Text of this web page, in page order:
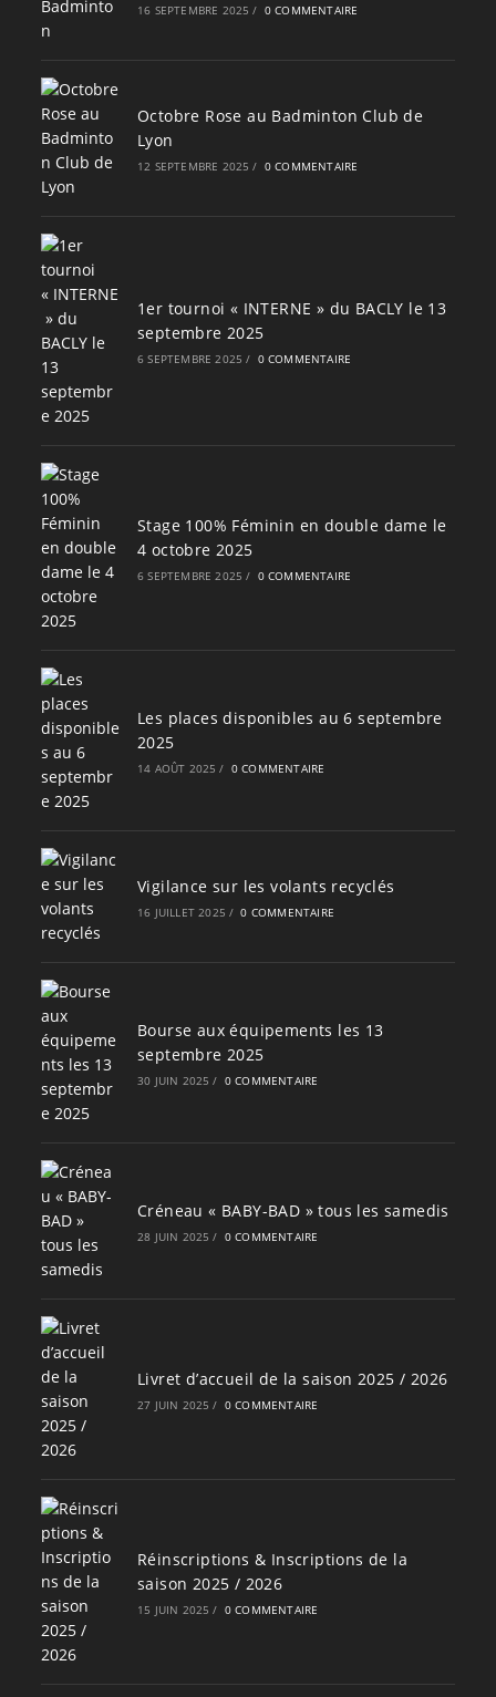
16 SEPTEMBRE 2025 / 0 COMMENTAIRE
Octobre Rose au Badminton Club de
Lyon
12 SEPTEMBRE 2025 / 0 COMMENTAIRE
1er tournoi « INTERNE » du BACLY le 13
septembre 2025
6 SEPTEMBRE 2025 / 0 COMMENTAIRE
Stage 100% Féminin en double dame le
4 octobre 2025
6 SEPTEMBRE 2025 / 0 COMMENTAIRE
Les places disponibles au 6 septembre
2025
14 AOÛT 2025 / 0 COMMENTAIRE
Vigilance sur les volants recyclés
16 JUILLET 2025 / 0 COMMENTAIRE
Bourse aux équipements les 13
septembre 2025
30 JUIN 2025 / 0 COMMENTAIRE
Créneau « BABY-BAD » tous les samedis
28 JUIN 2025 / 0 COMMENTAIRE
Livret d’accueil de la saison 2025 / 2026
27 JUIN 2025 / 0 COMMENTAIRE
Réinscriptions & Inscriptions de la
saison 2025 / 2026
15 JUIN 2025 / 0 COMMENTAIRE